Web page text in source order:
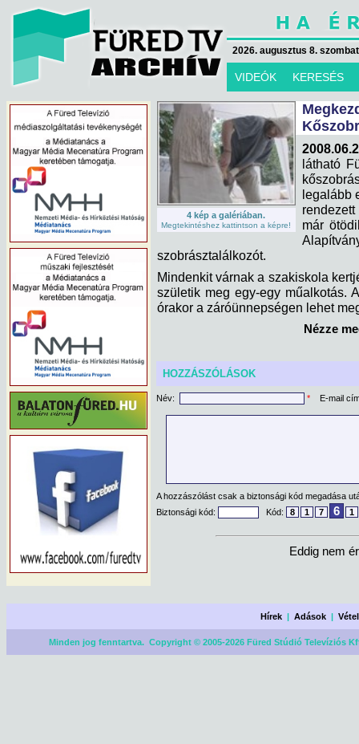
2026. augusztus 8.
VIDEÓK KERESÉS
4 kép a galériában.
Megtekintéshez kattintson a képre!
látható
legalább
már
szobrásztalálkozót.
Mindenkit várnak a szakiskola
születik meg egy-egy műalkotás.
órakor a záróünnepségen lehet
Nézze
HOZZÁSZÓLÁSOK
Név: * E-mail
A hozzászólást csak a biztonsági kód megadása
Biztonsági kód:
Kód: 8 1 7 6 1
Eddig nem
Hírek |Adások |
Minden jog fenntartva. Copyright © 2005-2026 Füred Stúdió Televíziós